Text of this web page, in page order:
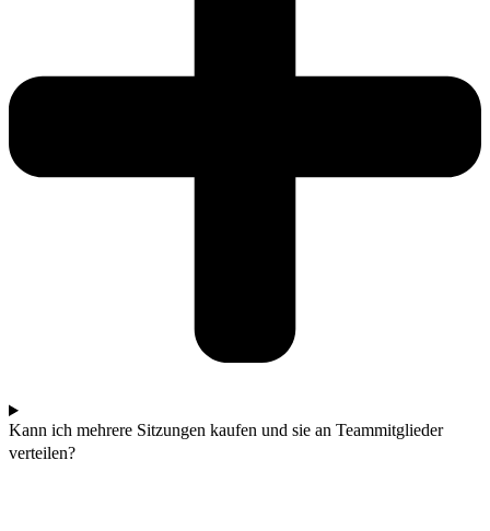
Kann ich mehrere Sitzungen kaufen und sie an Teammitglieder
verteilen?